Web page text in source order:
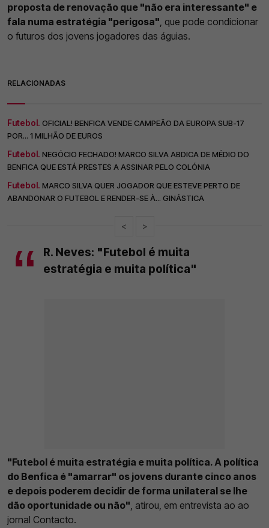
proposta de renovação que "não era interessante" e
fala numa estratégia "perigosa" , que pode condicionar
o futuros dos jovens jogadores das águias.
RELACIONADAS
Futebol. OFICIAL! BENFICA VENDE CAMPEÃO DA EUROPA SUB-17
POR... 1 MILHÃO DE EUROS
Futebol. NEGÓCIO FECHADO! MARCO SILVA ABDICA DE MÉDIO DO
BENFICA QUE ESTÁ PRESTES A ASSINAR PELO COLÓNIA
Futebol. MARCO SILVA QUER JOGADOR QUE ESTEVE PERTO DE
ABANDONAR O FUTEBOL E RENDER-SE À... GINÁSTICA
< >
R. Neves: "Futebol é muita
estratégia e muita política"
"Futebol é muita estratégia e muita política. A política
do Benfica é "amarrar" os jovens durante cinco anos
e depois poderem decidir de forma unilateral se lhe
dão oportunidade ou não" , atirou, em entrevista ao ao
jornal Contacto.